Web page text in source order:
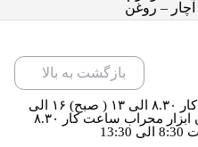
آچار – روغن
بازگشت به بالا
ساعات کار شعبه مرکزی : ساعت کار ۸.۳۰ الی ۱۳ ( صبح) ۱۶ الی
۲۰ (عصر ) / ساعات کار شعبه کیان ابزار محراب ساعت کار ۸.۳۰